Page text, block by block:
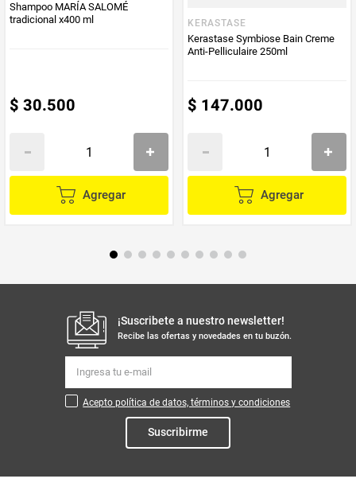
Shampoo MARÍA SALOMÉ
tradicional x400 ml
$ 30.500
Agregar
KERASTASE
Kerastase Symbiose Bain Creme
Anti-Pelliculaire 250ml
$ 147.000
Agregar
¡Suscribete a nuestro newsletter!
Recibe las ofertas y novedades en tu buzón.
Acepto política de datos, términos y condiciones
Suscribirme